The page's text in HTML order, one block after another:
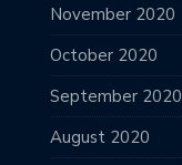
November 2020
October 2020
September 2020
August 2020